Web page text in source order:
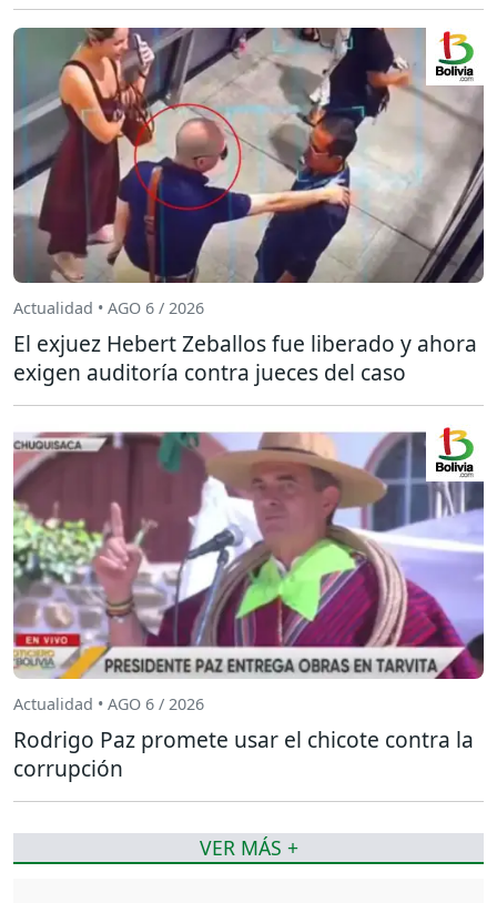
Actualidad • AGO 6 / 2026
El exjuez Hebert Zeballos fue liberado y ahora
exigen auditoría contra jueces del caso
Actualidad • AGO 6 / 2026
Rodrigo Paz promete usar el chicote contra la
corrupción
VER MÁS +